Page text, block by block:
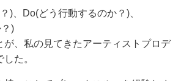
)、Do(どう行動するのか？)、
)
が、私の見てきたアーティストプロデ
た。